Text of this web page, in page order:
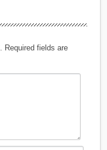
Required fields are